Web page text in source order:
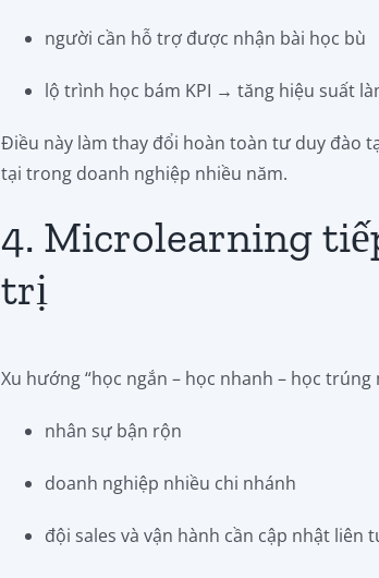
người cần hỗ trợ được nhận bài học bù
lộ trình học bám KPI → tăng hiệu suất
Điều này làm thay đổi hoàn toàn tư duy đào
tại trong doanh nghiệp nhiều năm.
4. Microlearning
trị
Xu hướng “học ngắn – học nhanh – học
nhân sự bận rộn
doanh nghiệp nhiều chi nhánh
đội sales và vận hành cần cập nhật liên